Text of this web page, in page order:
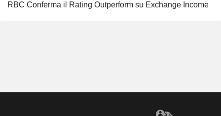
RBC Conferma il Rating Outperform su Exchange Income